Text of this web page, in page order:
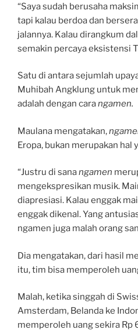
“Saya sudah berusaha
tapi kalau berdoa dan
jalannya. Kalau dirangkum
semakin percaya eksistensi
Satu di antara sejumlah
Muhibah Angklung untuk
adalah dengan carangamen.
Maulana mengatakan,
Eropa, bukan merupakan hal
“Justru di sanangamen
mengekspresikan musik.
diapresiasi. Kalau enggak
enggak dikenal. Yang
ngamen juga malah orang
Dia mengatakan, dari hasil
itu, tim bisa memperoleh
Malah, ketika singgah di
Amsterdam, Belanda ke
memperoleh uang sekira Rp